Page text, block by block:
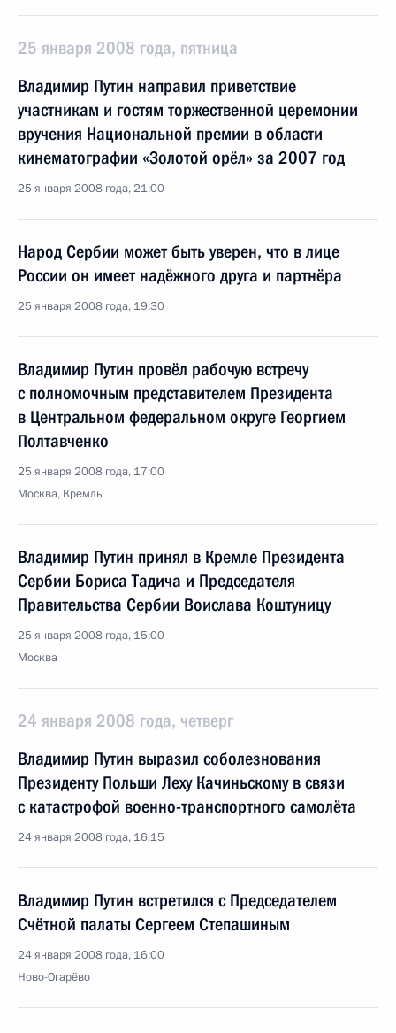
25 января 2008 года, пятница
Владимир Путин направил приветствие
участникам и гостям торжественной церемонии
вручения Национальной премии в области
кинематографии «Золотой орёл» за 2007 год
25 января 2008 года, 21:00
Народ Сербии может быть уверен, что в лице
России он имеет надёжного друга и партнёра
25 января 2008 года, 19:30
Владимир Путин провёл рабочую встречу
с полномочным представителем Президента
в Центральном федеральном округе Георгием
Полтавченко
25 января 2008 года, 17:00
Москва, Кремль
Владимир Путин принял в Кремле Президента
Сербии Бориса Тадича и Председателя
Правительства Сербии Воислава Коштуницу
25 января 2008 года, 15:00
Москва
24 января 2008 года, четверг
Владимир Путин выразил соболезнования
Президенту Польши Леху Качиньскому в связи
с катастрофой военно-транспортного самолёта
24 января 2008 года, 16:15
Владимир Путин встретился с Председателем
Счётной палаты Сергеем Степашиным
24 января 2008 года, 16:00
Ново-Огарёво